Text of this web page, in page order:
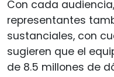
Con cada
representantes
sustanciales, con
sugieren que el
de 8.5 millones de